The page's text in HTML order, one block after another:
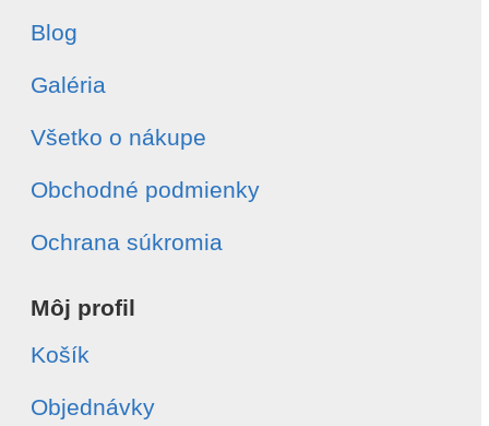
Blog
Galéria
Všetko o nákupe
Obchodné podmienky
Ochrana súkromia
Môj profil
Košík
Objednávky